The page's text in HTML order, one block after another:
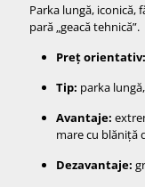
Parka lungă, iconică,
pară „geacă tehnică”.
Preț orientativ:
Tip: parka
Avantaje:
mare cu blăniță
Dezavantaje: